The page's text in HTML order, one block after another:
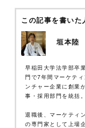
この記事を書いた
垣本陸
早稲田大学法学部卒
門で7年間マーケテ
ンチャー企業に創業
事・採用部門を統括。
退職後、マーケティ
の専門家として上場